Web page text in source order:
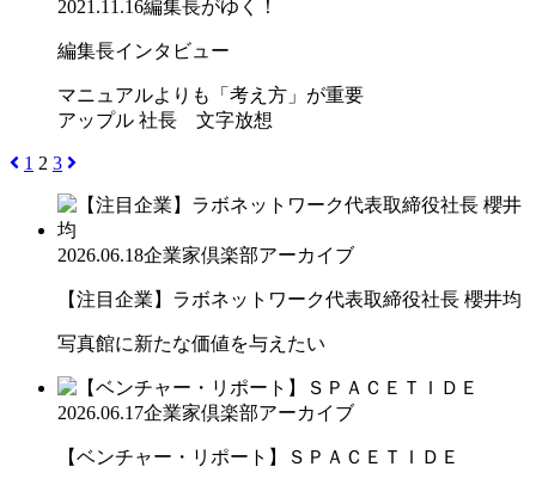
2021.11.16編集長がゆく！
編集長インタビュー
マニュアルよりも「考え方」が重要
アップル 社長 文字放想
1 2 3
2026.06.18企業家倶楽部アーカイブ
【注目企業】ラボネットワーク代表取締役社長 櫻井均
写真館に新たな価値を与えたい
2026.06.17企業家倶楽部アーカイブ
【ベンチャー・リポート】ＳＰＡＣＥＴＩＤＥ